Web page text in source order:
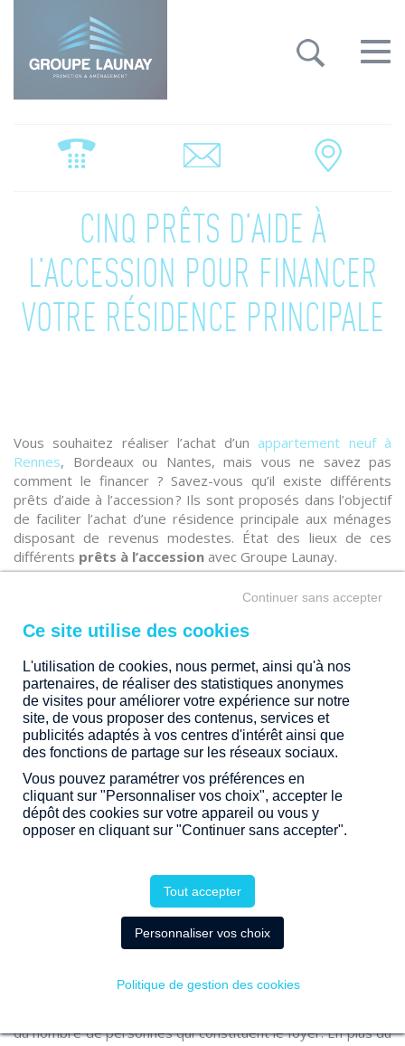
Toggle
CINQ PRÊTS D’AIDE À
L’ACCESSION POUR FINANCER
VOTRE RÉSIDENCE PRINCIPALE
Vous souhaitez réaliser l’achat d’un appartement neuf à
Rennes, Bordeaux ou Nantes, mais vous ne savez pas
comment le financer ? Savez-vous qu’il existe différents
prêts d’aide à l’accession ? Ils sont proposés dans l’objectif
de faciliter l’achat d’une résidence principale aux ménages
disposant de revenus modestes. État des lieux de ces
différents prêts à l’accession avec Groupe Launay.
LE PRÊT À TAUX ZÉRO (PTZ)
Pour vous aider à financer une partie de l’achat de votre
résidence principale, il est possible d’obtenir un PTZ. Il s’agit
d’un crédit immobilier aidé par l’État qui vous est accordé
avec un taux d’intérêt nul. Ainsi, vous ne remboursez que ce
que vous empruntez. Toutefois, certains prérequis sont
nécessaires pour être éligible au PTZ :
Le PTZ concerne les primo-accédants
Le PTZ concerne l’achat d’une résidence principale
Le PTZ peut aussi être attribué pour la réhabilitation
d’un bien non destiné à l’habitation en un logement
zéro dépend aussi du profil du demandeur. En effet, son
revenu fiscal de référence ne doit pas excéder un certain
du nombre de personnes qui constituent le foyer. En plus du
L'utilisation de cookies, nous permet, ainsi qu'à nos
partenaires, de réaliser des statistiques anonymes
de visites pour améliorer votre expérience sur notre
site, de vous proposer des contenus, services et
publicités adaptés à vos centres d'intérêt ainsi que
des fonctions de partage sur les réseaux sociaux.
Vous pouvez paramétrer vos préférences en
cliquant sur "Personnaliser vos choix", accepter le
dépôt des cookies sur votre appareil ou vous y
opposer en cliquant sur "Continuer sans accepter".
Tout accepter
Continuer sans accepter
Personnaliser vos choix
Politique de gestion des cookies